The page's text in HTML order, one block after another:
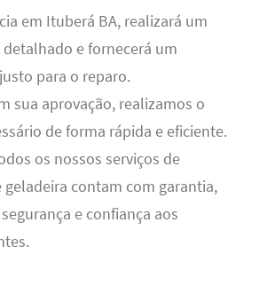
em Ituberá BA, realizará um
e fornecerá um
para o reparo.
sua aprovação, realizamos o
de forma rápida e eficiente.
os nossos serviços de
geladeira contam com garantia,
e confiança aos